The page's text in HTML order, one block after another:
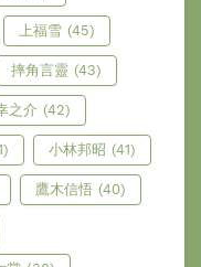
上福雪 (45)
摔角言靈 (43)
之介 (42)
小林邦昭 (41)
鷹木信悟 (40)